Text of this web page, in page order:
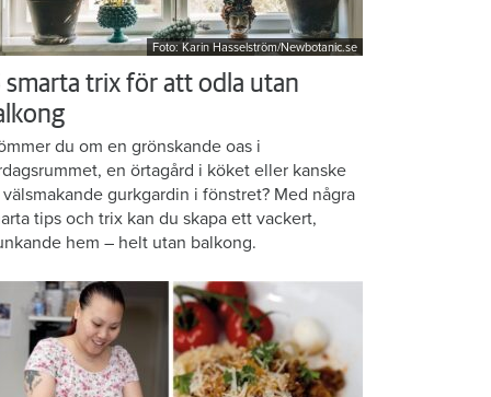
Foto: Karin Hasselström/Newbotanic.se
smarta trix för att odla utan
du om en grönskande oas i
en örtagård i köket eller kanske
gurkgardin i fönstret? Med några
tips och trix kan du skapa ett vackert,
hem – helt utan balkong.